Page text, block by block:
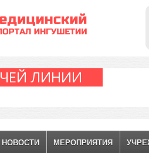
ЛИНИИ
НОВОСТИ МЕРОПРИЯТИЯ